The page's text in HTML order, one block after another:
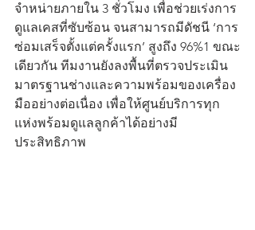
จำหน่ายภายใน 3 ชั่วโมง เพื่อช่วยเร่งการ
ดูแลเคสที่ซับซ้อน จนสามารถมีดัชนี ‘การ
ซ่อมเสร็จตั้งแต่ครั้งแรก’ สูงถึง 96%1 ขณะ
เดียวกัน ทีมงานยังลงพื้นที่ตรวจประเมิน
มาตรฐานช่างและความพร้อมของเครื่อง
มืออย่างต่อเนื่อง เพื่อให้ศูนย์บริการทุก
แห่งพร้อมดูแลลูกค้าได้อย่างมี
ประสิทธิภาพ